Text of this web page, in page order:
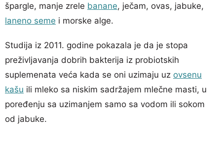
špargle, manje zrele banane, ječam, ovas, jabuke,
laneno seme i morske alge.
Studija iz 2011. godine pokazala je da je stopa
preživljavanja dobrih bakterija iz probiotskih
suplemenata veća kada se oni uzimaju uz ovsenu
kašu ili mleko sa niskim sadržajem mlečne masti, u
poređenju sa uzimanjem samo sa vodom ili sokom
od jabuke.